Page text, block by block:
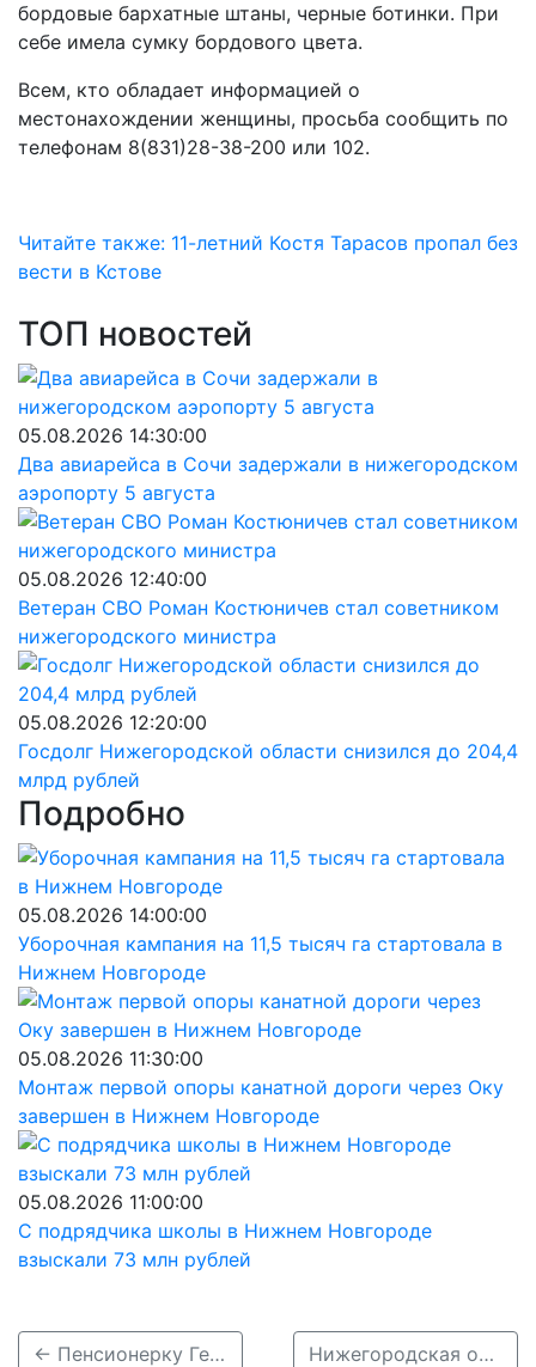
бордовые бархатные штаны, черные ботинки. При
себе имела сумку бордового цвета.
Всем, кто обладает информацией о
местонахождении женщины, просьба сообщить по
телефонам 8(831)28-38-200 или 102.
Читайте также: 11-летний Костя Тарасов пропал без
вести в Кстове
ТОП новостей
05.08.2026 14:30:00
Два авиарейса в Сочи задержали в нижегородском
аэропорту 5 августа
05.08.2026 12:40:00
Ветеран СВО Роман Костюничев стал советником
нижегородского министра
05.08.2026 12:20:00
Госдолг Нижегородской области снизился до 204,4
млрд рублей
Подробно
05.08.2026 14:00:00
Уборочная кампания на 11,5 тысяч га стартовала в
Нижнем Новгороде
05.08.2026 11:30:00
Монтаж первой опоры канатной дороги через Оку
завершен в Нижнем Новгороде
05.08.2026 11:00:00
С подрядчика школы в Нижнем Новгороде
взыскали 73 млн рублей
← Пенсионерку Гертруду Калгину, пропавшую из больницы в Нижнем Новгороде, обнаружили Нижегородская область среди регионов, где чаще всего пропадают дети →